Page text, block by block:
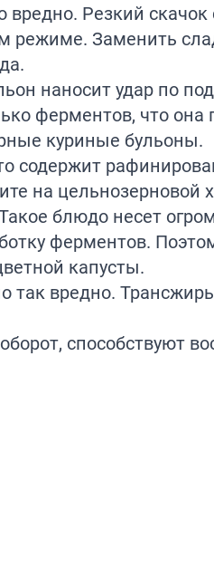
Резкий скачок
режиме. Заменить
наносит удар по
ферментов, что она
куриные бульоны.
содержит
на цельнозерновой
блюдо несет
ферментов.
капусты.
так вредно.
способствуют